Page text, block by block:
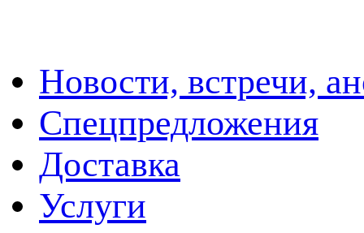
Новости, встречи,
Спецпредложения
Доставка
Услуги